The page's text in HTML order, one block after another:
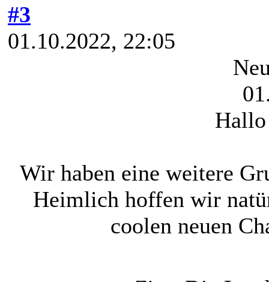
#3
01.10.2022, 22:05
Wir haben eine weitere
Heimlich hoffen wir
coolen neuen